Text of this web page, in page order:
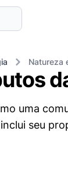
Natureza
uma
seu